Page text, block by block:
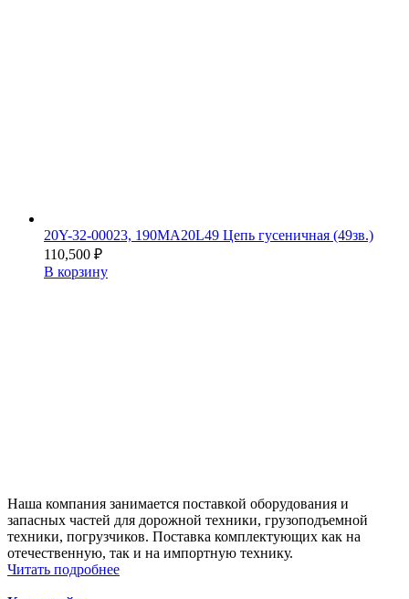
20Y-32-00023, 190MA20L49 Цепь гусеничная (49зв.)
110,500 ₽
В корзину
Наша компания занимается поставкой оборудования и
запасных частей для дорожной техники, грузоподъемной
техники, погрузчиков. Поставка комплектующих как на
отечественную, так и на импортную технику.
Читать подробнее